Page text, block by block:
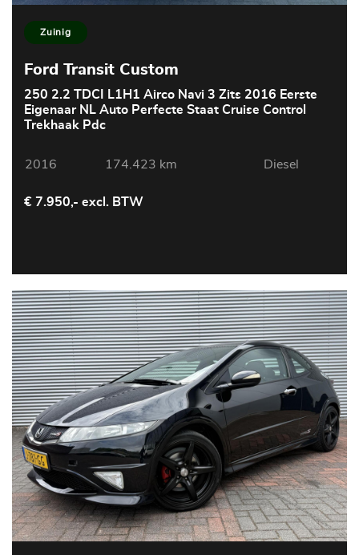
Zuinig
Ford Transit Custom
250 2.2 TDCI L1H1 Airco Navi 3 Zits 2016 Eerste
Eigenaar NL Auto Perfecte Staat Cruise Control
Trekhaak Pdc
2016 174.423 km Diesel
€ 7.950,- excl. BTW